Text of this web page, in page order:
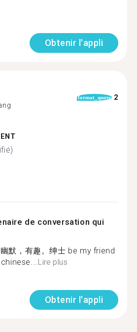
Obtenir l'appli
format_quote 2
de conversation qui
默，有趣。绅士 be my friend
Lire plus
Obtenir l'appli